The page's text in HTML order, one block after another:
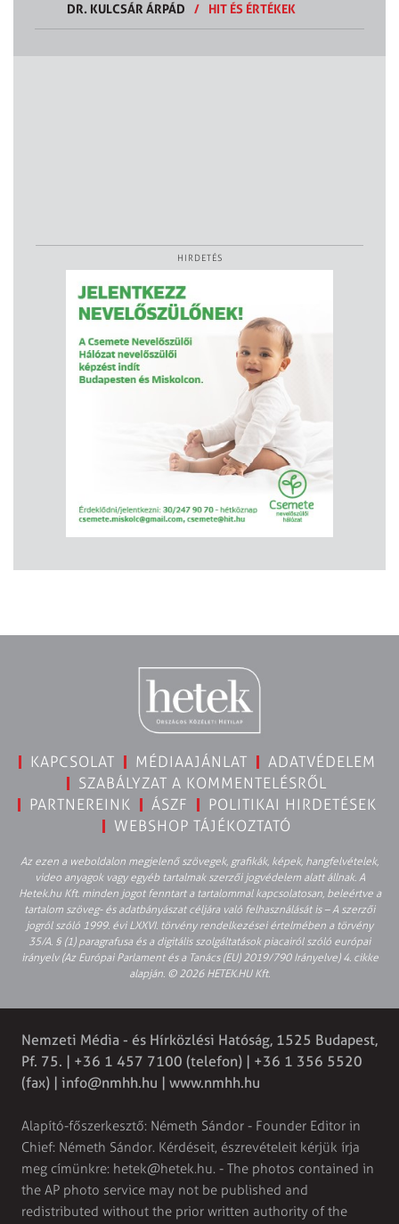
DR. KULCSÁR ÁRPÁD
/ HIT ÉS ÉRTÉKEK
HIRDETÉS
KAPCSOLAT MÉDIAAJÁNLAT
ADATVÉDELEM
SZABÁLYZAT A KOMMENTELÉSRŐL
PARTNEREINK
ÁSZF
POLITIKAI HIRDETÉSEK
WEBSHOP TÁJÉKOZTATÓ
Az ezen a weboldalon megjelenő szövegek, grafikák, képek, hangfelvételek,
video anyagok vagy egyéb tartalmak szerzői jogvédelem alatt állnak. A
Hetek.hu Kft. minden jogot fenntart a tartalommal kapcsolatosan, beleértve a
tartalom szöveg- és adatbányászat céljára való felhasználását is – A szerzői
jogról szóló 1999. évi LXXVI. törvény rendelkezései értelmében a törvény
35/A. § (1) paragrafusa és a digitális szolgáltatások piacairól szóló európai
irányelv (Az Európai Parlament és a Tanács (EU) 2019/790 Irányelve) 4. cikke
alapján. © 2026 HETEK.HU Kft.
Nemzeti Média - és Hírközlési Hatóság, 1525 Budapest,
Pf. 75. | +36 1 457 7100 (telefon) | +36 1 356 5520
(fax) | info@nmhh.hu | www.nmhh.hu
Alapító-főszerkesztő: Németh Sándor - Founder Editor in
Chief: Németh Sándor. Kérdéseit, észrevételeit kérjük írja
meg címünkre: hetek@hetek.hu. - The photos contained in
the AP photo service may not be published and
redistributed without the prior written authority of the